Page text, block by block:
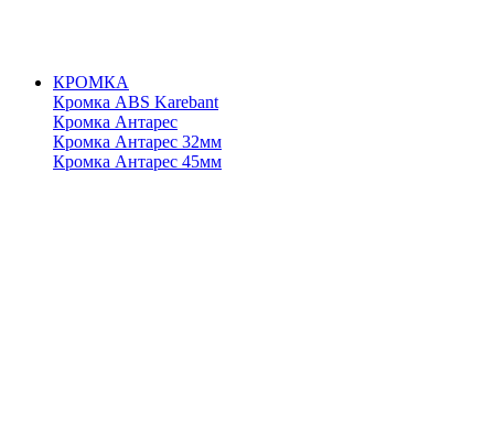
КРОМКА
Кромка ABS Karebant
Кромка Антарес
Кромка Антарес 32мм
Кромка Антарес 45мм